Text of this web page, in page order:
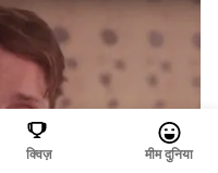
क्विज़ मीम दुनिया